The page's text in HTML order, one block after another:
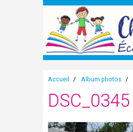
Accueil Album photos
DSC_0345